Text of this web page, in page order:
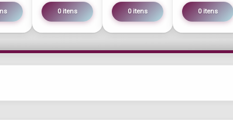
0 itens 0 itens 0 itens